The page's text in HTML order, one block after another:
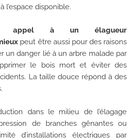
l’espace disponible.
appel à un élagueur
peut être aussi pour des raisons
un danger lié à un arbre malade par
le bois mort et éviter des
La taille douce répond à des
dans le milieu de l’élagage
de branches gênantes ou
d’installations électriques par